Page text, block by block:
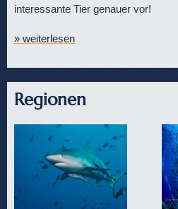
interessante Tier genauer vor!
» weiterlesen
Regionen